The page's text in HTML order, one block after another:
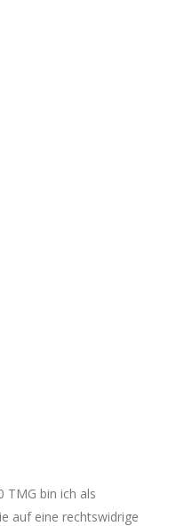
TMG bin ich als
auf eine rechtswidrige